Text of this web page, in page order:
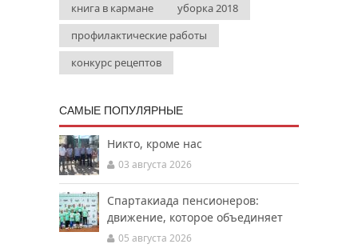
книга в кармане
уборка 2018
профилактические работы
конкурс рецептов
САМЫЕ ПОПУЛЯРНЫЕ
Никто, кроме нас
03 августа 2026
Спартакиада пенсионеров:
движение, которое объединяет
05 августа 2026